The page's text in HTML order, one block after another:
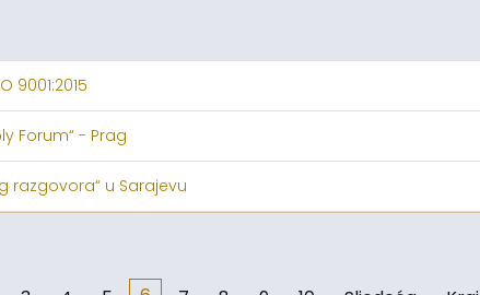
9001:2015
Forum“ - Prag
razgovora“ u Sarajevu